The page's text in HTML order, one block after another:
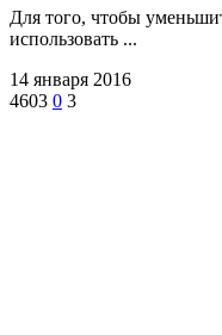
Для того, чтобы
использовать ...
14 января 2016
4603 0 3